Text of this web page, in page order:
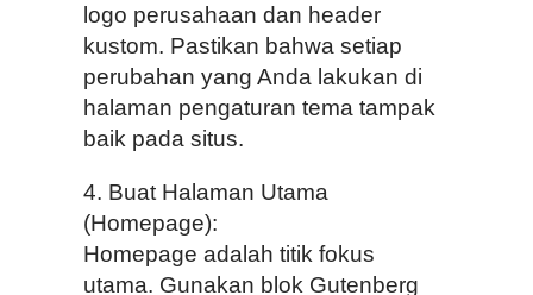
logo perusahaan dan header
kustom. Pastikan bahwa setiap
perubahan yang Anda lakukan di
halaman pengaturan tema tampak
baik pada situs.
4. Buat Halaman Utama
(Homepage):
Homepage adalah titik fokus
utama. Gunakan blok Gutenberg